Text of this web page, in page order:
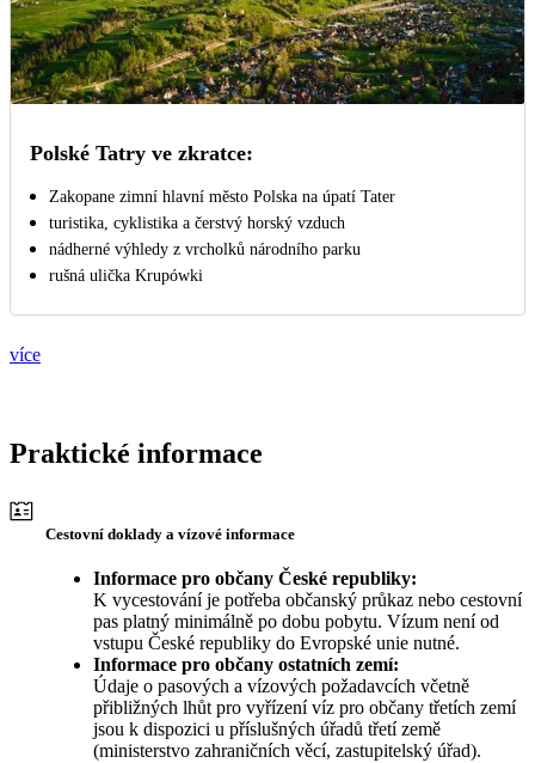
Polské Tatry ve zkratce:
Zakopane zimní hlavní město Polska na úpatí Tater
turistika, cyklistika a čerstvý horský vzduch
nádherné výhledy z vrcholků národního parku
rušná ulička Krupówki
více
Praktické informace
Cestovní doklady a vízové informace
Informace pro občany České republiky:
K vycestování je potřeba občanský průkaz nebo cestovní
pas platný minimálně po dobu pobytu. Vízum není od
vstupu České republiky do Evropské unie nutné.
Informace pro občany ostatních zemí:
Údaje o pasových a vízových požadavcích včetně
přibližných lhůt pro vyřízení víz pro občany třetích zemí
jsou k dispozici u příslušných úřadů třetí země
(ministerstvo zahraničních věcí, zastupitelský úřad).